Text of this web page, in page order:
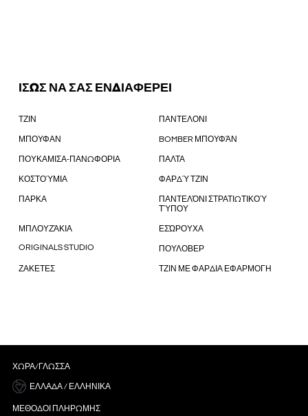
ΙΣΩΣ ΝΑ ΣΑΣ ΕΝΔΙΑΦΕΡΕΙ
ΤΖΙΝ ΠΑΝΤΕΛΟΝΙ
ΜΠΟΥΦΑΝ BOMBER ΜΠΟΥΦΆΝ
ΠΟΥΚΑΜΙΣΑ-ΠΑΝΩΦΟΡΙΑ ΠΑΛΤΑ
ΚΟΣΤΟΎΜΙΑ ΦΑΡΔΎ ΤΖΙΝ
ΠΑΡΚΑ
ΠΑΝΤΕΛΌΝΙ ΣΤΡΑΤΙΩΤΙΚΟΎ
ΤΎΠΟΥ
ΜΠΛΟΥΖΆΚΙΑ ΕΣΏΡΟΥΧΑ
ORIGINALS STUDIO ΠΟΥΛΟΒΕΡ
ΖΑΚΕΤΕΣ ΤΖΙΝ ΜΕ ΦΑΡΔΙΑ ΕΦΑΡΜΟΓΗ
ΧΏΡΑ/ΓΛΏΣΣΑ
ΕΛΛΆΔΑ / ΕΛΛΗΝΙΚΆ
ΜΈΘΟΔΟΙ ΠΛΗΡΩΜΉΣ